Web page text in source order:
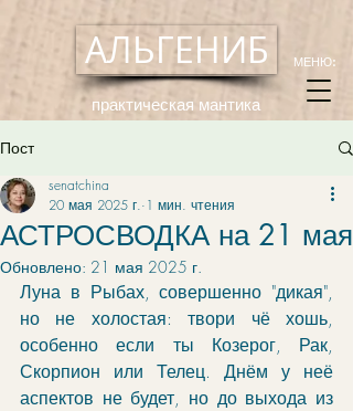
АЛЬГЕНИБ
практическая мантика
МЕНЮ:
Пост
АСТРОСВОДКА на 21 мая
senatchina
20 мая 2025 г. 1 мин. чтения
Обновлено: 21 мая 2025 г.
Луна в Рыбах, совершенно "дикая",
но не холостая: твори чё хошь,
особенно если ты Козерог, Рак,
Скорпион или Телец. Днём у неё
аспектов не будет, но до выхода из